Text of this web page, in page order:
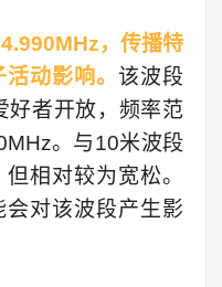
，传播特
活动影响。该波段
好者开放，频率范
。与10米波段
相对较为宽松。
对该波段产生影